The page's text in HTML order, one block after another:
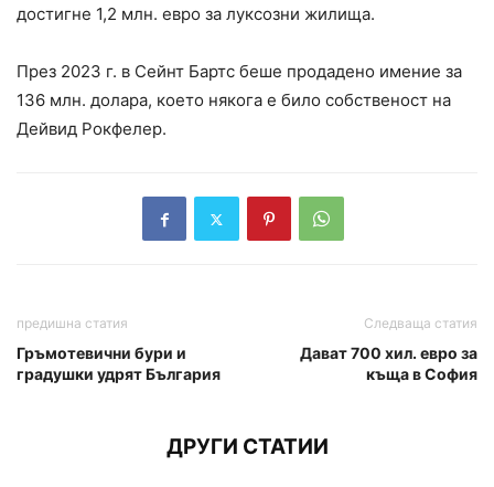
достигне 1,2 млн. евро за луксозни жилища.
През 2023 г. в Сейнт Бартс беше продадено имение за
136 млн. долара, което някога е било собственост на
Дейвид Рокфелер.
предишна статия
Гръмотевични бури и
градушки удрят България
Следваща статия
Дават 700 хил. евро за
къща в София
ДРУГИ СТАТИИ